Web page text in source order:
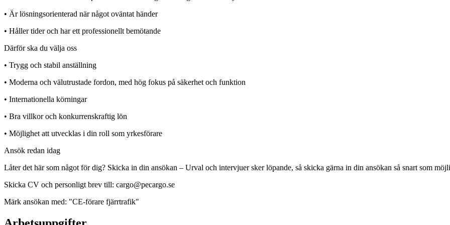
• Är lösningsorienterad när något oväntat händer
• Håller tider och har ett professionellt bemötande
Därför ska du välja oss
• Trygg och stabil anställning
• Moderna och välutrustade fordon, med hög fokus på säkerhet och funktion
• Internationella körningar
• Bra villkor och konkurrenskraftig lön
• Möjlighet att utvecklas i din roll som yrkesförare
Ansök redan idag
Låter det här som något för dig? Skicka in din ansökan – Urval och intervjuer sker löpande, så skicka gärna in din ansökan så snart som
Skicka CV och personligt brev till: cargo@pecargo.se
Märk ansökan med: "CE-förare fjärrtrafik"